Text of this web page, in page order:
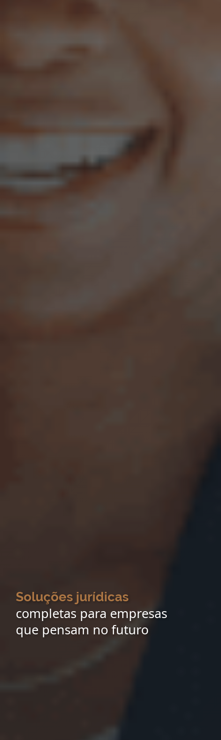
Soluções jurídicas
completas para empresas
que pensam no futuro